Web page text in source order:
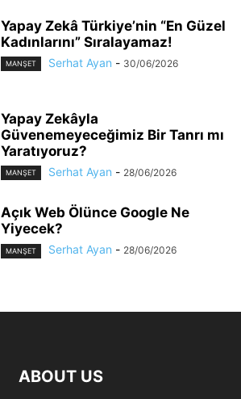
Yapay Zekâ Türkiye’nin “En Güzel
Kadınlarını” Sıralayamaz!
MANŞET Serhat Ayan - 30/06/2026
Yapay Zekâyla
Güvenemeyeceğimiz Bir Tanrı mı
Yaratıyoruz?
MANŞET Serhat Ayan - 28/06/2026
Açık Web Ölünce Google Ne
Yiyecek?
MANŞET Serhat Ayan - 28/06/2026
ABOUT US